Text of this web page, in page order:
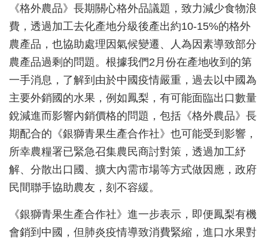
《格外農品》長期關心格外品議題，致力減少食物浪
費，透過加工去化產地分級後產出約10-15%的格外
農產品，也協助處理因氣候變遷、人為因素導致部分
農產品過剩的問題。根據我們2月份在產地收到的第
一手消息，了解到由於中國疫情嚴重，過去以中國為
主要外銷國的水果，例如鳳梨，有可能面臨出口數量
銳減進而影響內銷價格的問題，包括《格外農品》長
期配合的《銀獅青果生產合作社》也可能受到影響，
所幸農糧署已緊急召集農民商討對策，透過加工紓
解、分散出口國、擴大內需市場等方式做因應，政府
民間聯手協助農友，刻不容緩。
《銀獅青果生產合作社》進一步表示，即便鳳梨有機
會銷到中國，但肺炎疫情導致消費緊縮，進口水果對